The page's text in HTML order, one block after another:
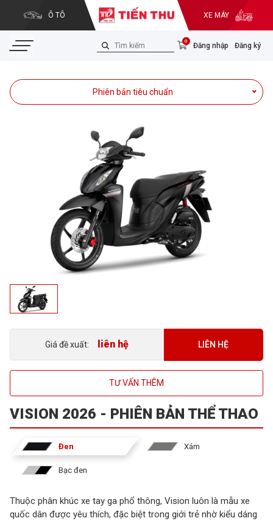
Ô TÔ XE MÁY
0
Đăng nhập Đăng ký
Phiên bản tiêu chuẩn
Giá đề xuất: liên hệ LIÊN HỆ
TƯ VẤN THÊM
VISION 2026 - PHIÊN BẢN THỂ THAO
Đen Xám
Bạc đen
Thuộc phân khúc xe tay ga phổ thông, Vision luôn là mẫu xe
quốc dân được yêu thích, đặc biệt trong giới trẻ nhờ kiểu dáng